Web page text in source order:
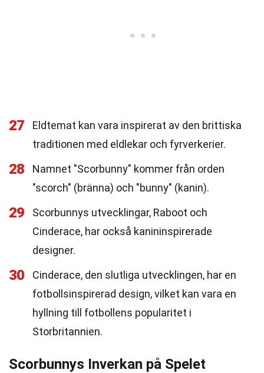
27
Eldtemat kan vara inspirerat av den brittiska
traditionen med eldlekar och fyrverkerier.
28
Namnet "Scorbunny" kommer från orden
"scorch" (bränna) och "bunny" (kanin).
29
Scorbunnys utvecklingar, Raboot och
Cinderace, har också kanininspirerade
designer.
30
Cinderace, den slutliga utvecklingen, har en
fotbollsinspirerad design, vilket kan vara en
hyllning till fotbollens popularitet i
Storbritannien.
Scorbunnys Inverkan på Spelet